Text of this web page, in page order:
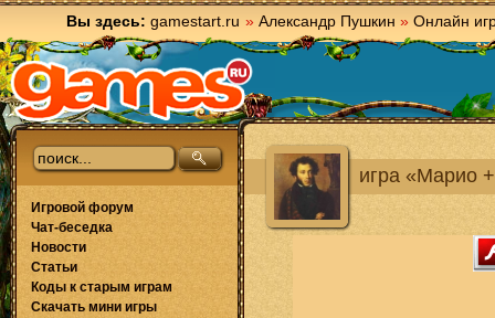
Вы здесь: gamestart.ru » Александр Пушкин » Онлайн
игра «Марио
Игровой форум
Чат-беседка
Новости
Статьи
Коды к старым играм
Скачать мини игры